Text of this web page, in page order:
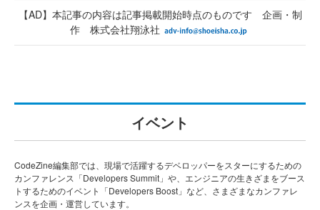
【AD】本記事の内容は記事掲載開始時点のものです 企画・制
作 株式会社翔泳社
イベント
CodeZine編集部では、現場で活躍するデベロッパーをスターにするための
カンファレンス「Developers Summit」や、エンジニアの生きざまをブース
トするためのイベント「Developers Boost」など、さまざまなカンファレ
ンスを企画・運営しています。